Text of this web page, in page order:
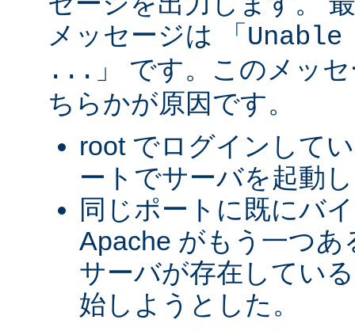
メッセージは 「
... 」 です。このメッ
ちらかが原因です。
root でログインして
ートでサーバを起動
同じポートに既にバ
Apache がもう一つ
サーバが存在してい
始しようとした。